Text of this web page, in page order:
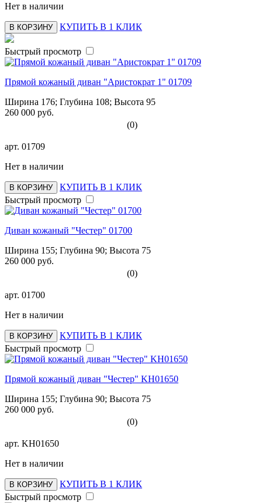
Нет в наличии
В КОРЗИНУ КУПИТЬ В 1 КЛИК
Быстрый просмотр
Прямой кожаный диван "Аристократ 1" 01709
Ширина 176; Глубина 108; Высота 95
260 000 руб.
(0)
арт. 01709
Нет в наличии
В КОРЗИНУ
КУПИТЬ В 1 КЛИК
Быстрый просмотр
Диван кожаный "Честер" 01700
Ширина 155; Глубина 90; Высота 75
260 000 руб.
(0)
арт. 01700
Нет в наличии
В КОРЗИНУ
КУПИТЬ В 1 КЛИК
Быстрый просмотр
Прямой кожаный диван "Честер" KH01650
Ширина 155; Глубина 90; Высота 75
260 000 руб.
(0)
арт. KH01650
Нет в наличии
В КОРЗИНУ
КУПИТЬ В 1 КЛИК
Быстрый просмотр